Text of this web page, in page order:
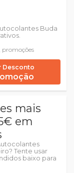
Buda
promoções
Desconto
mais
em
Tente usar
baixo para